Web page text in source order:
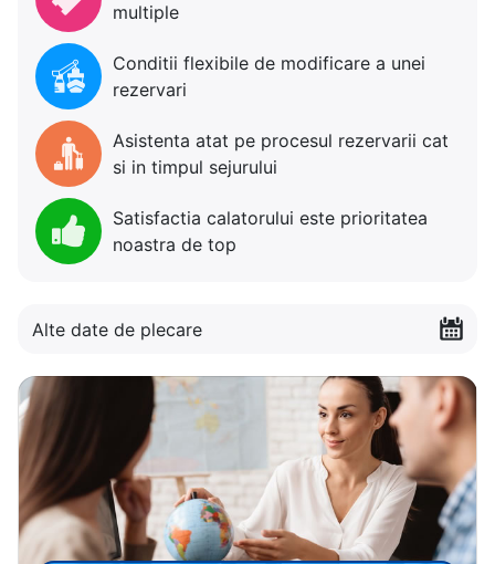
multiple
Conditii flexibile de modificare a unei
rezervari
Asistenta atat pe procesul rezervarii cat
si in timpul sejurului
Satisfactia calatorului este prioritatea
noastra de top
Alte date de plecare